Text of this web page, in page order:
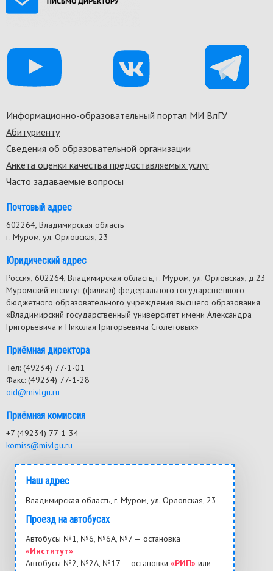
Footer
menu
Информационно-образовательный портал МИ ВлГУ
Абитуриенту
Сведения об образовательной организации
Анкета оценки качества предоставляемых услуг
Часто задаваемые вопросы
Почтовый адрес
602264, Владимирская область
г. Муром, ул. Орловская, 23
Юридический адрес
Россия, 602264, Владимирская область, г. Муром, ул. Орловская, д.23
Муромский институт (филиал) федерального государственного
бюджетного образовательного учреждения высшего образования
«Владимирский государственный университет имени Александра
Григорьевича и Николая Григорьевича Столетовых»
Приёмная директора
Тел: (49234) 77-1-01
Факс: (49234) 77-1-28
oid@mivlgu.ru
Приёмная комиссия
+7 (49234) 77-1-34
komiss@mivlgu.ru
Наш адрес
Владимирская область, г. Муром, ул. Орловская, 23
Проезд на автобусах
Автобусы №1, №6, №6А, №7 — остановка
«Институт»
Автобусы №2, №2А, №17 — остановки «РИП» или